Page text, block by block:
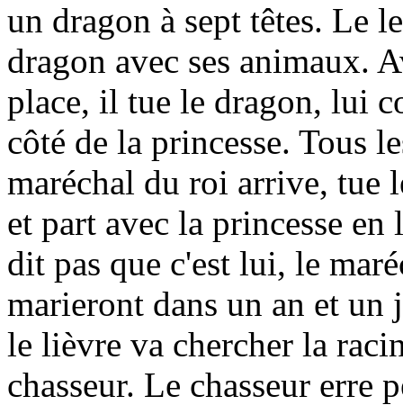
un dragon à sept têtes. Le
dragon avec ses animaux.
place, il tue le dragon, lui
côté de la princesse. Tous
maréchal du roi arrive, tue
et part avec la princesse
dit pas que c'est lui, le
marieront dans un an et
le lièvre va chercher la
chasseur. Le chasseur erre